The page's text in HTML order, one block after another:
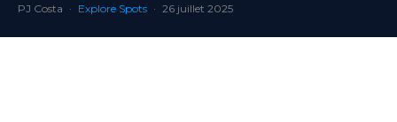
PJ Costa · Explore Spots · 26 juillet 2025